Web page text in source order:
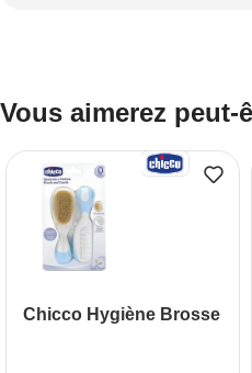
Vous aimerez peut-
Chicco Hygiène Brosse